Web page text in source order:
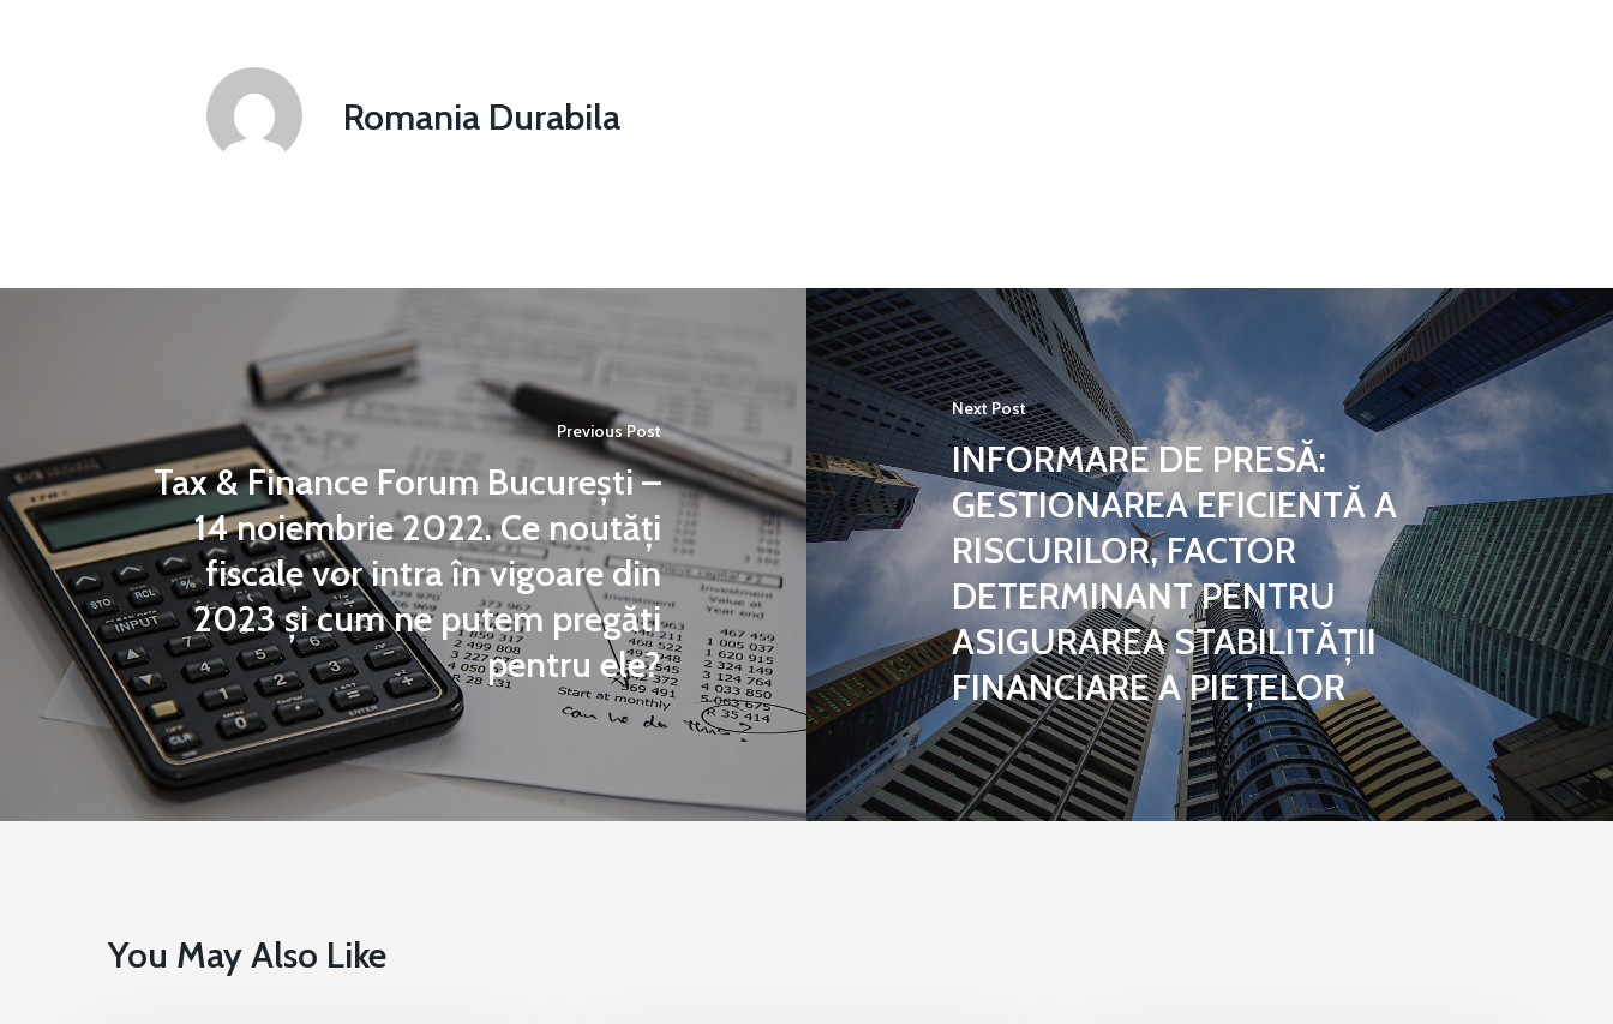
Romania Durabila
Previous Post
Tax & Finance Forum București –
14 noiembrie 2022. Ce noutăți
fiscale vor intra în vigoare din
2023 și cum ne putem pregăti
pentru ele?
Next Post
INFORMARE DE PRESĂ:
GESTIONAREA EFICIENTĂ A
RISCURILOR, FACTOR
DETERMINANT PENTRU
ASIGURAREA STABILITĂȚII
FINANCIARE A PIEȚELOR
You May Also Like